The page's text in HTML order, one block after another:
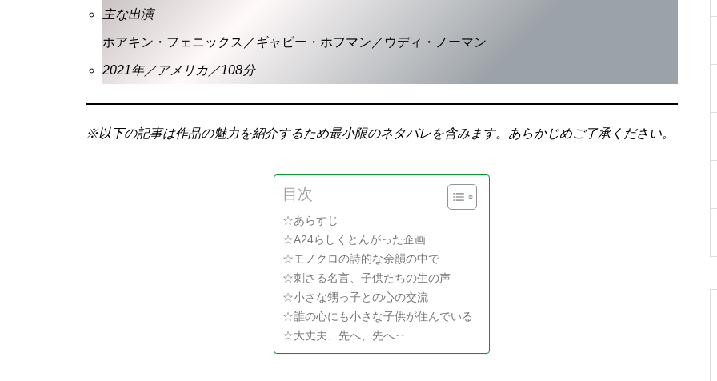
主な出演
ホアキン・フェニックス／ギャビー・ホフマン／ウディ・ノーマン
2021年／アメリカ／108分
※以下の記事は作品の魅力を紹介するため最小限のネタバレを含みます。あらかじめご了承ください。
目次
☆あらすじ
☆A24らしくとんがった企画
☆モノクロの詩的な余韻の中で
☆刺さる名言、子供たちの生の声
☆小さな甥っ子との心の交流
☆誰の心にも小さな子供が住んでいる
☆大丈夫、先へ、先へ‥